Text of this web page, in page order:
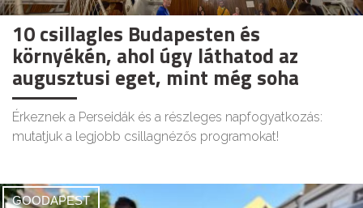
10 csillagles Budapesten és
környékén, ahol úgy láthatod az
augusztusi eget, mint még soha
Érkeznek a Perseidák és a részleges napfogyatkozás:
mutatjuk a legjobb csillagnézős programokat!
GOODAPEST